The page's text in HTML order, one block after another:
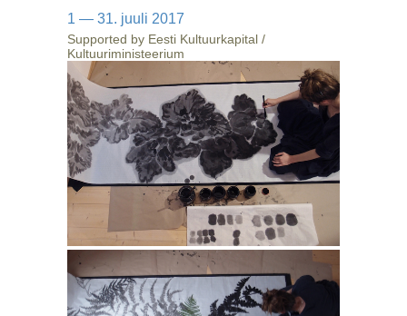
1 — 31. juuli 2017
Supported by Eesti Kultuurkapital /
Kultuuriministeerium